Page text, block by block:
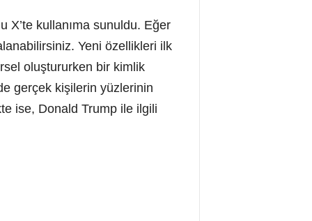
X’te kullanıma sunuldu. Eğer
Yeni özellikleri ilk
oluştururken bir kimlik
gerçek kişilerin yüzlerinin
ise, Donald Trump ile ilgili